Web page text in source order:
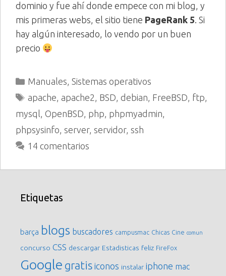
dominio y fue ahí donde empece con mi blog, y
mis primeras webs, el sitio tiene PageRank 5. Si
hay algún interesado, lo vendo por un buen
precio
Categorías
Manuales, Sistemas operativos
Etiquetas
apache, apache2, BSD, debian, FreeBSD, ftp,
mysql, OpenBSD, php, phpmyadmin,
phpsysinfo, server, servidor, ssh
14 comentarios
Etiquetas
barça blogs buscadores campusmac Chicas Cine comun
concurso CSS descargar Estadisticas feliz FireFox
Google gratis iconos instalar iphone mac